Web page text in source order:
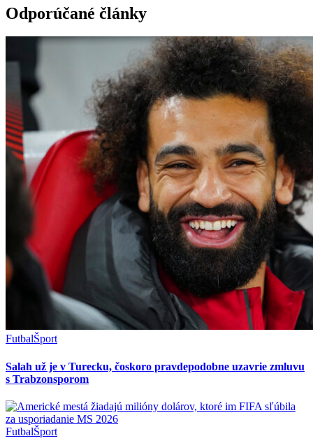
Odporúčané články
FutbalŠport
Salah už je v Turecku, čoskoro pravdepodobne uzavrie zmluvu
s Trabzonsporom
FutbalŠport